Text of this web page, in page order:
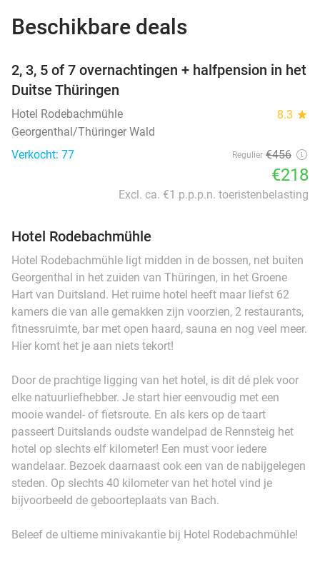
Beschikbare deals
2, 3, 5 of 7 overnachtingen + halfpension in het
Duitse Thüringen
Hotel Rodebachmühle 8.3 star
Georgenthal/Thüringer Wald
Verkocht: 77
Regulier €456
€218
Excl. ca. €1 p.p.p.n. toeristenbelasting
Hotel Rodebachmühle
Hotel Rodebachmühle ligt midden in de bossen, net buiten
Georgenthal in het zuiden van Thüringen, in het Groene
Hart van Duitsland. Het ruime hotel heeft maar liefst 62
kamers die van alle gemakken zijn voorzien, 2 restaurants,
fitnessruimte, bar met open haard, sauna en nog veel meer.
Hier komt het je aan niets tekort!
Door de prachtige ligging van het hotel, is dit dé plek voor
elke natuurliefhebber. Je start hier eenvoudig met een
mooie wandel- of fietsroute. En als kers op de taart
passeert Duitslands oudste wandelpad de Rennsteig het
hotel op slechts elf kilometer! Een must voor iedere
wandelaar. Bezoek daarnaast ook een van de nabijgelegen
steden. Op slechts 40 kilometer van het hotel vind je
bijvoorbeeld de geboorteplaats van Bach.
Beleef de ultieme minivakantie bij Hotel Rodebachmühle!